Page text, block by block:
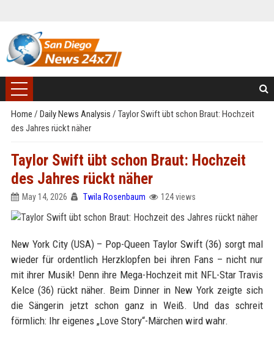
Home / Daily News Analysis / Taylor Swift übt schon Braut: Hochzeit
des Jahres rückt näher
Taylor Swift übt schon Braut: Hochzeit
des Jahres rückt näher
May 14, 2026 Twila Rosenbaum 124 views
New York City (USA) – Pop-Queen Taylor Swift (36) sorgt mal
wieder für ordentlich Herzklopfen bei ihren Fans – nicht nur
mit ihrer Musik! Denn ihre Mega-Hochzeit mit NFL-Star Travis
Kelce (36) rückt näher. Beim Dinner in New York zeigte sich
die Sängerin jetzt schon ganz in Weiß. Und das schreit
förmlich: Ihr eigenes „Love Story“-Märchen wird wahr.